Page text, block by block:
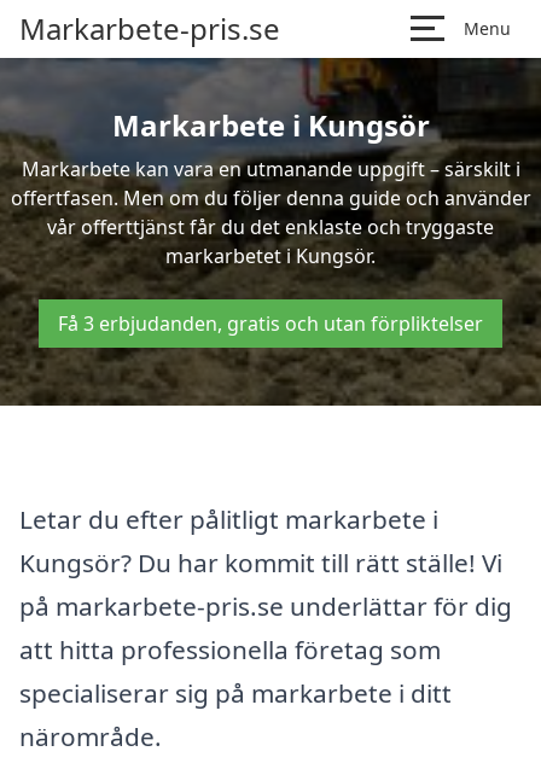
Markarbete-pris.se Menu
Markarbete i Kungsör
Markarbete kan vara en utmanande uppgift – särskilt i
offertfasen. Men om du följer denna guide och använder
vår offerttjänst får du det enklaste och tryggaste
markarbetet i Kungsör.
Få 3 erbjudanden, gratis och utan förpliktelser
Letar du efter pålitligt markarbete i
Kungsör? Du har kommit till rätt ställe! Vi
på markarbete-pris.se underlättar för dig
att hitta professionella företag som
specialiserar sig på markarbete i ditt
närområde.